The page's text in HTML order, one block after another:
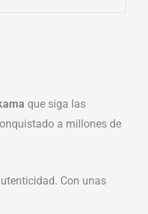
que siga las
a millones de
Con unas